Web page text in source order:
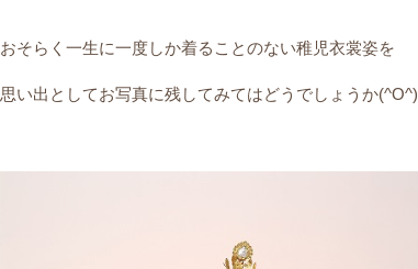
おそらく一生に一度しか着ることのない稚児衣裳姿を
思い出としてお写真に残してみてはどうでしょうか(^O^)